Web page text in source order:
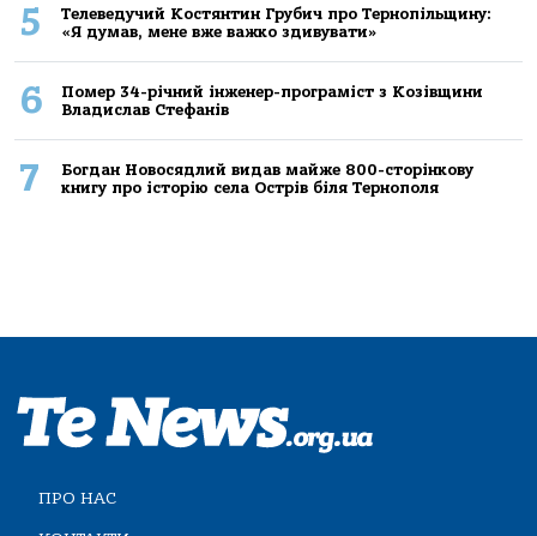
5
Телеведучий Костянтин Грубич про Тернопільщину:
«Я думав, мене вже важко здивувати»
6
Помер 34-річний інженер-програміст з Козівщини
Владислав Стефанів
7
Богдан Новосядлий видав майже 800-сторінкову
книгу про історію села Острів біля Тернополя
ПРО НАС